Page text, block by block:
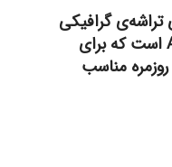
گرافیکی
AMD RADEON VEGA 2GB است که برای
مناسب